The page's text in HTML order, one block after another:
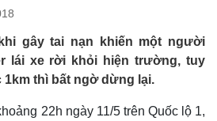
gây tai nạn khiến một người
lái xe rời khỏi hiện trường, tuy
thì bất ngờ dừng lại.
22h ngày 11/5 trên Quốc lộ 1,